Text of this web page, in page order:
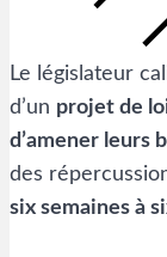
Le législateur
d’un projet de
d’amener leurs
des
six semaines à